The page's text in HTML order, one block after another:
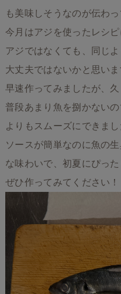
も美味しそうなのが伝わっ
今月はアジを使ったレシピ
アジではなくても、同じ
大丈夫ではないかと思いま
早速作ってみましたが、
普段あまり魚を捌かない
よりもスムーズにできまし
ソースが簡単なのに魚の
な味わいで、初夏にぴった
ぜひ作ってみてください！